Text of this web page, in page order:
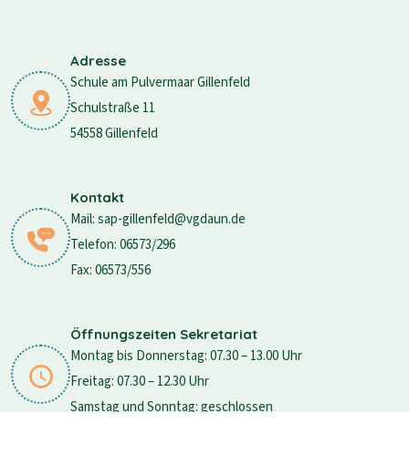
Adresse
Schule am Pulvermaar Gillenfeld
Schulstraße 11
54558 Gillenfeld
Kontakt
Mail: sap-gillenfeld@vgdaun.de
Telefon: 06573/296
Fax: 06573/556
Öffnungszeiten Sekretariat
Montag bis Donnerstag: 07.30 – 13.00 Uhr
Freitag: 07.30 – 12.30 Uhr
Samstag und Sonntag: geschlossen